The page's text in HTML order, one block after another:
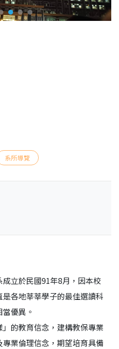
系所導覽
立於民國91年8月，因本校
各地莘莘學子的最佳選讀科
優異。
的教育信念，建構教保專業
業倫理信念，期望培育具備